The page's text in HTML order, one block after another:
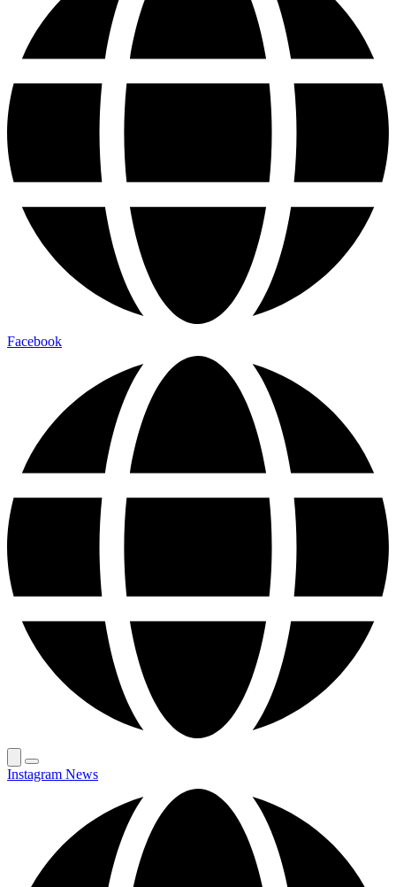
Facebook
Instagram News